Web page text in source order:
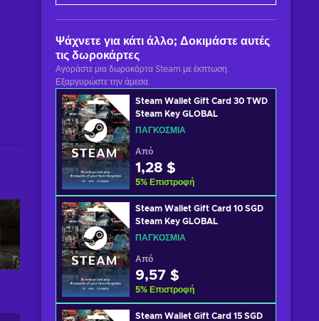
Ψάχνετε για κάτι άλλο; Δοκιμάστε αυτές
τις δωροκάρτες
Αγοράστε μια δωροκάρτα Steam με έκπτωση.
Εξαργυρώστε την άμεσα.
Steam Wallet Gift Card 30 TWD
Steam Key GLOBAL
ΠΑΓΚΌΣΜΙΑ
Από
1,28 $
5% Επιστροφή
Steam Wallet Gift Card 10 SGD
Steam Key GLOBAL
ΠΑΓΚΌΣΜΙΑ
Από
9,57 $
5% Επιστροφή
Steam Wallet Gift Card 15 SGD